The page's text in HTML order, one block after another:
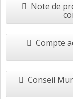
Note de
Compte
Conseil